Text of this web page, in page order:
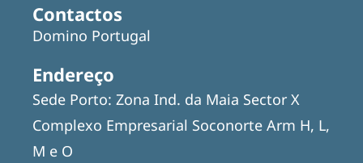
Contactos
Domino Portugal
Endereço
Sede Porto: Zona Ind. da Maia Sector X
Complexo Empresarial Soconorte Arm H, L,
M e O